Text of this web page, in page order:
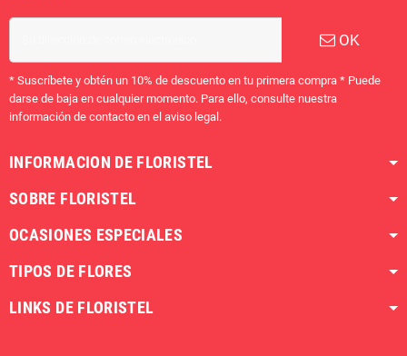
OK
* Suscríbete y obtén un 10% de descuento en tu primera compra * Puede
darse de baja en cualquier momento. Para ello, consulte nuestra
información de contacto en el aviso legal.
INFORMACION DE FLORISTEL
SOBRE FLORISTEL
OCASIONES ESPECIALES
TIPOS DE FLORES
LINKS DE FLORISTEL